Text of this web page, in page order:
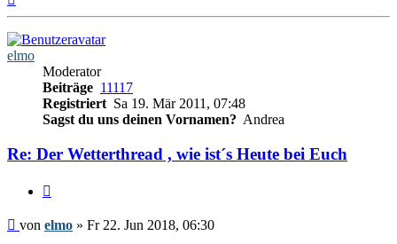
elmo
Moderator
Beiträge 11117
Registriert Sa 19. Mär 2011, 07:48
Sagst du uns deinen Vornamen? Andrea
Re: Der Wetterthread , wie ist´s Heute bei Euch
Beitrag
von elmo » Fr 22. Jun 2018, 06:30